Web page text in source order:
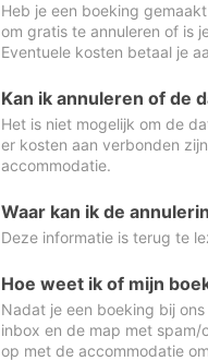
Heb je een boeking
om gratis te annuleren of is
Eventuele kosten betaal je
Kan ik annuleren of de
Het is niet mogelijk om de
er kosten aan verbonden
accommodatie.
Waar kan ik de
Deze informatie is terug te
Hoe weet ik of mijn
Nadat je een boeking bij
inbox en de map met
op met de accommodatie